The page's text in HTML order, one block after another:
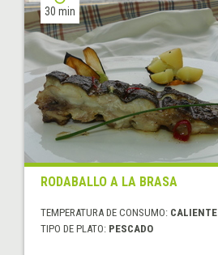
30 min
RODABALLO A LA BRASA
TEMPERATURA DE CONSUMO: CALIENTE
TIPO DE PLATO: PESCADO